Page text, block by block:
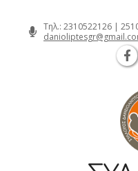
Τηλ.: 2310522126 |